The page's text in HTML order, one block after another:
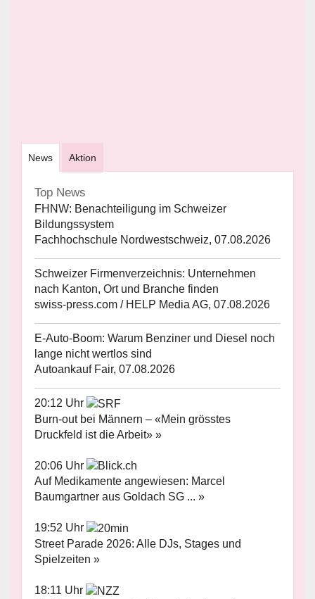
News Aktion
Top News
FHNW: Benachteiligung im Schweizer
Bildungssystem
Fachhochschule Nordwestschweiz, 07.08.2026
Schweizer Firmenverzeichnis: Unternehmen
nach Kanton, Ort und Branche finden
swiss-press.com / HELP Media AG, 07.08.2026
E-Auto-Boom: Warum Benziner und Diesel noch
lange nicht wertlos sind
Autoankauf Fair, 07.08.2026
20:12 Uhr
Burn-out bei Männern – «Mein grösstes
Druckfeld ist die Arbeit» »
20:06 Uhr
Auf Medikamente angewiesen: Marcel
Baumgartner aus Goldach SG ... »
19:52 Uhr
Street Parade 2026: Alle DJs, Stages und
Spielzeiten »
18:11 Uhr